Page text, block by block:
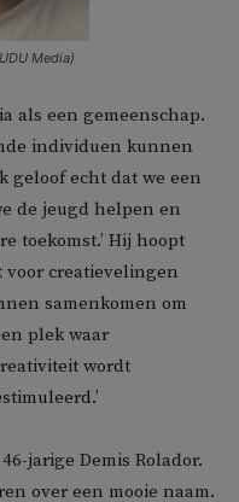
Media)
als een gemeenschap.
individuen kunnen
geloof echt dat we een
de jeugd helpen en
toekomst.’ Hij hoopt
voor creatievelingen
samenkomen om
plek waar
wordt
jarige Demis Rolador.
over een mooie naam.